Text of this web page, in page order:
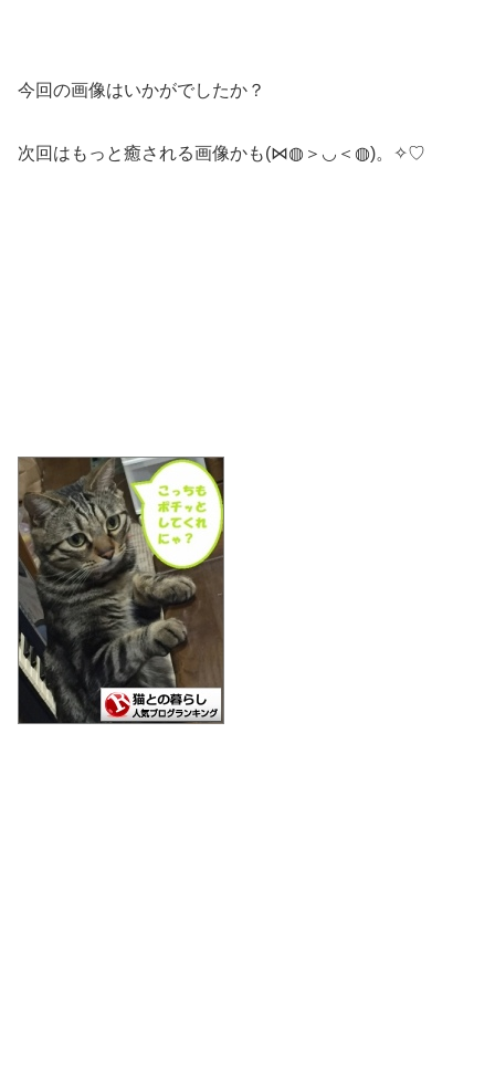
今回の画像はいかがでしたか？
次回はもっと癒される画像かも(⋈◍＞◡＜◍)。✧♡